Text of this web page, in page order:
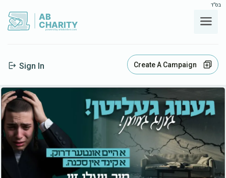
בס"ד
AB
CHARITY
powerd by ahblicklive.com
Sign In Create A Campaign